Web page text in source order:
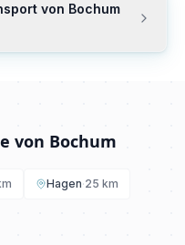
von Bochum
von Bochum
Hagen·25 km